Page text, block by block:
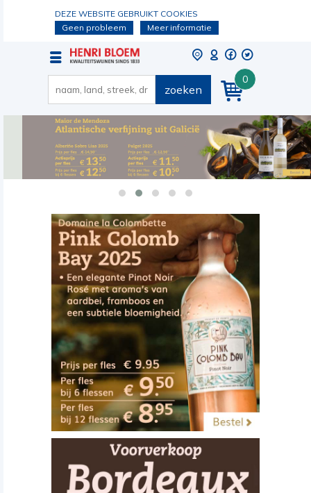
DEZE WEBSITE GEBRUIKT COOKIES
Geen probleem
Meer informatie
0
zoeken